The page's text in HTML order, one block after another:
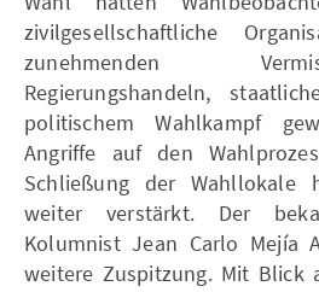
zivilgesellschaftliche
zunehmenden
Regierungshandeln,
politischem Wahlkampf
Angriffe auf den
Schließung der Wahllokale
weiter verstärkt. Der
Kolumnist Jean Carlo Mejía
weitere Zuspitzung. Mit Blick